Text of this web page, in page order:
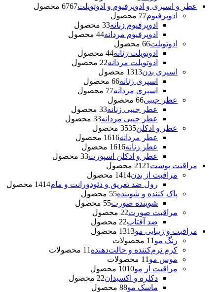
عطر و اسپری و ادوپرفیوم و ادوتویلت
6767 محصول
ادوپرفیوم 77 محصول
ادوپرفیوم زنانه 33 محصول
ادوپرفیوم مردانه 44 محصول
ادوتویلت 66 محصول
ادوتویلت زنانه 44 محصول
ادوتویلت مردانه 22 محصول
اسپری بدن
1313 محصول
اسپری زنانه 66 محصول
اسپری مردانه 77 محصول
عطر جیبی 66 محصول
عطر جیبی زنانه 33 محصول
عطر جیبی مردانه 33 محصول
عطر و ادکلن
3535 محصول
عطر مردانه
1616 محصول
عطر زنانه
1616 محصول
عطر و ادکلن اسپورت 33 محصول
مراقبت پوست
21 21 محصول
مراقبت از بدن
1414 محصول
رول ضد تعریق و دئودورانت و مام
1414 محصول
پاک کننده و شوینده 55 محصول
شوینده صورت 55 محصول
مراقبت صورت 22 محصول
ضد آفتاب 22 محصول
مراقبت و زیبایی مو
1313 محصول
رنگ مو
1 1 محصولات
کرم نرم‌کننده و حالت‌دهنده
1 1 محصولات
موس مو
1 1 محصولات
مراقبت از مو
1010 محصول
دکلره و اکسیدان 22 محصول
ماسک مو 88 محصول